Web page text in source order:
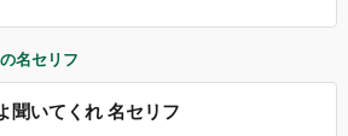
名セリフ
聞いてくれ 名セリフ